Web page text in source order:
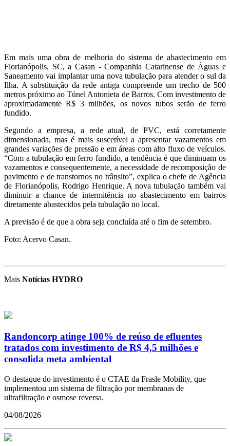
Em mais uma obra de melhoria do sistema de abastecimento em
Florianópolis, SC, a Casan - Companhia Catarinense de Águas e
Saneamento vai implantar uma nova tubulação para atender o sul da
Ilha. A substituição da rede antiga compreende um trecho de 500
metros próximo ao Túnel Antonieta de Barros. Com investimento de
aproximadamente R$ 3 milhões, os novos tubos serão de ferro
fundido.
Segundo a empresa, a rede atual, de PVC, está corretamente
dimensionada, mas é mais suscetível a apresentar vazamentos em
grandes variações de pressão e em áreas com alto fluxo de veículos.
“Com a tubulação em ferro fundido, a tendência é que diminuam os
vazamentos e consequentemente, a necessidade de recomposição de
pavimento e de transtornos no trânsito”, explica o chefe de Agência
de Florianópolis, Rodrigo Henrique. A nova tubulação também vai
diminuir a chance de intermitência no abastecimento em bairros
diretamente abastecidos pela tubulação no local.
A previsão é de que a obra seja concluída até o fim de setembro.
Foto: Acervo Casan.
Mais Notícias HYDRO
Randoncorp atinge 100% de reúso de efluentes
tratados com investimento de R$ 4,5 milhões e
consolida meta ambiental
O destaque do investimento é o CTAE da Frasle Mobility, que
implementou um sistema de filtração por membranas de
ultrafiltração e osmose reversa.
04/08/2026